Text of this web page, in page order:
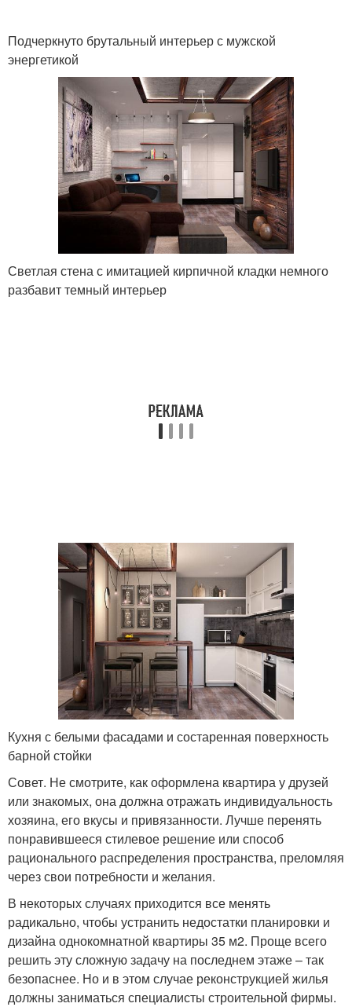
Подчеркнуто брутальный интерьер с мужской
энергетикой
Светлая стена с имитацией кирпичной кладки немного
разбавит темный интерьер
Кухня с белыми фасадами и состаренная поверхность
барной стойки
Совет. Не смотрите, как оформлена квартира у друзей
или знакомых, она должна отражать индивидуальность
хозяина, его вкусы и привязанности. Лучше перенять
понравившееся стилевое решение или способ
рационального распределения пространства, преломляя
через свои потребности и желания.
В некоторых случаях приходится все менять
радикально, чтобы устранить недостатки планировки и
дизайна однокомнатной квартиры 35 м2. Проще всего
решить эту сложную задачу на последнем этаже – так
безопаснее. Но и в этом случае реконструкцией жилья
должны заниматься специалисты строительной фирмы.